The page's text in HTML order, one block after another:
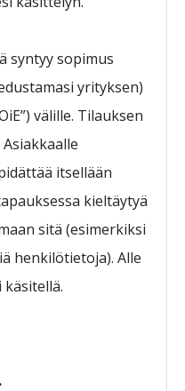
syntyy sopimus
yrityksen)
välille. Tilauksen
itsellään
kieltäytyä
sitä (esimerkiksi
henkilötietoja). Alle